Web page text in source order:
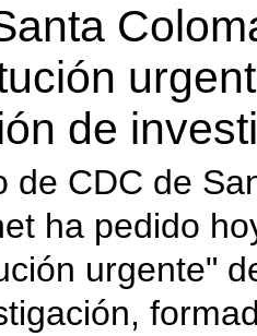
de
de CDC de
ha pedido
urgente"